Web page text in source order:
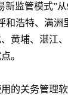
监管模式”
浩特、满
黄埔、湛江
。
的关务管理